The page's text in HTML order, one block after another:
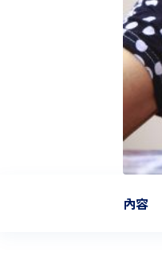
內容